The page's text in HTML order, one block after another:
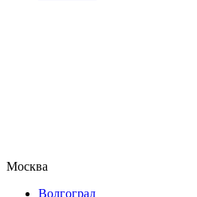
Москва
Волгоград